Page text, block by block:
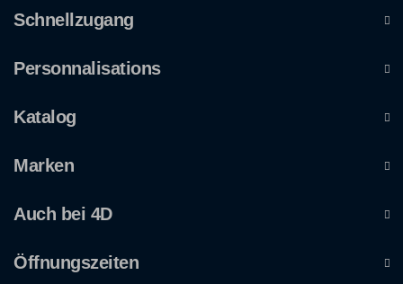
Schnellzugang
Personnalisations
Katalog
Marken
Auch bei 4D
Öffnungszeiten